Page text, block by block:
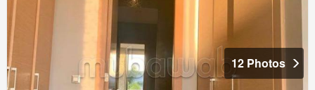
12 Photos